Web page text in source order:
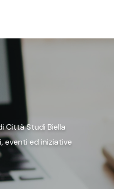
Città Studi Biella
eventi ed iniziative